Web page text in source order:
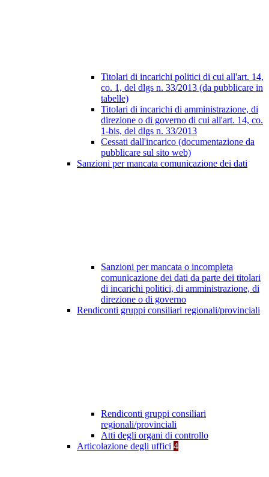
Titolari di incarichi politici di cui all'art. 14,
co. 1, del dlgs n. 33/2013 (da pubblicare in
tabelle)
Titolari di incarichi di amministrazione, di
direzione o di governo di cui all'art. 14, co.
1-bis, del dlgs n. 33/2013
Cessati dall'incarico (documentazione da
pubblicare sul sito web)
Sanzioni per mancata comunicazione dei dati
Sanzioni per mancata o incompleta
comunicazione dei dati da parte dei titolari
di incarichi politici, di amministrazione, di
direzione o di governo
Rendiconti gruppi consiliari regionali/provinciali
Rendiconti gruppi consiliari
regionali/provinciali
Atti degli organi di controllo
Articolazione degli uffici 4